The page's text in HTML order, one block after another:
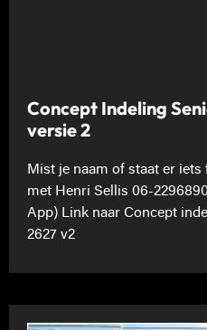
Concept Indeling
versie 2
Mist je naam of staat er
met Henri Sellis 06-
App) Link naar Concept
2627 v2